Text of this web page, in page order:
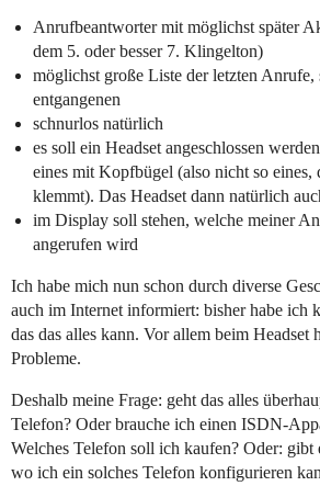
Anrufbeantworter mit möglichst später
dem 5. oder besser 7. Klingelton)
möglichst große Liste der letzten Anrufe,
entgangenen
schnurlos natürlich
es soll ein Headset angeschlossen
eines mit Kopfbügel (also nicht so eines,
klemmt). Das Headset dann natürlich
im Display soll stehen, welche meiner
angerufen wird
Ich habe mich nun schon durch diverse
auch im Internet informiert: bisher habe ich
das das alles kann. Vor allem beim Headset
Probleme.
Deshalb meine Frage: geht das alles
Telefon? Oder brauche ich einen ISDN-
Welches Telefon soll ich kaufen? Oder: gibt
wo ich ein solches Telefon konfigurieren